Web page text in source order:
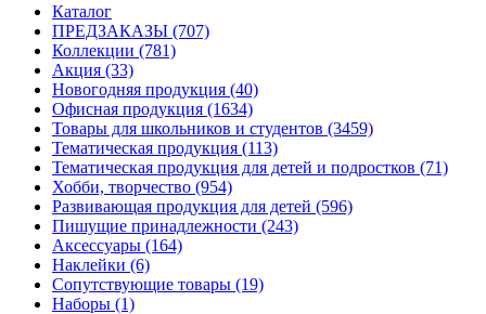
Каталог
ПРЕДЗАКАЗЫ (707)
Коллекции (781)
Акция (33)
Новогодняя продукция (40)
Офисная продукция (1634)
Товары для школьников и студентов (3459)
Тематическая продукция (113)
Тематическая продукция для детей и подростков (71)
Хобби, творчество (954)
Развивающая продукция для детей (596)
Пишущие принадлежности (243)
Аксессуары (164)
Наклейки (6)
Сопутствующие товары (19)
Наборы (1)